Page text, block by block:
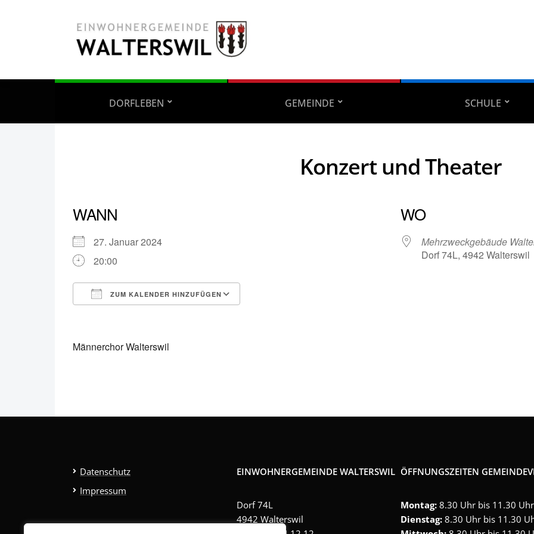
DORFLEBEN GEMEINDE SCHULE
Konzert und Theater
WANN
27. Januar 2024
20:00
ZUM KALENDER HINZUFÜGEN
WO
Mehrzweckgebäude
Dorf 74L, 4942 Walterswil
Männerchor Walterswil
Datenschutz
Impressum
EINWOHNERGEMEINDE WALTERSWIL
Dorf 74L
4942 Walterswil
ÖFFNUNGSZEITEN
Montag: 8.30 Uhr bis 11.30 Uhr
Dienstag: 8.30 Uhr bis 11.30